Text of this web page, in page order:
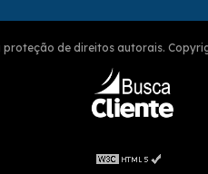
de direitos autorais.